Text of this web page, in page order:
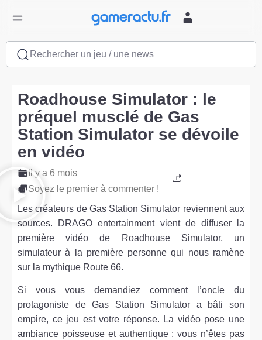
Rechercher un jeu / une news
Roadhouse Simulator : le
préquel musclé de Gas
Station Simulator se dévoile
en vidéo
Il y a 6 mois
Soyez le premier à commenter !
Les créateurs de Gas Station Simulator reviennent aux
sources. DRAGO entertainment vient de diffuser la
première vidéo de Roadhouse Simulator, un
simulateur à la première personne qui nous ramène
sur la mythique Route 66.
Si vous vous demandiez comment l’oncle du
protagoniste de Gas Station Simulator a bâti son
empire, ce jeu est votre réponse. La vidéo pose une
ambiance poisseuse et authentique : vous n’êtes pas